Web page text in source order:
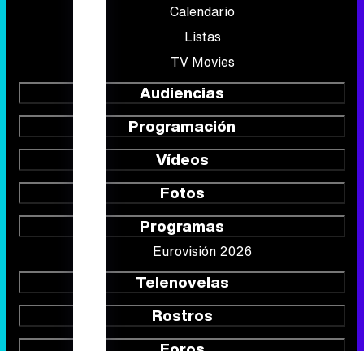
Calendario
Listas
TV Movies
Audiencias
Programación
Vídeos
Fotos
Programas
Eurovisión 2026
Telenovelas
Rostros